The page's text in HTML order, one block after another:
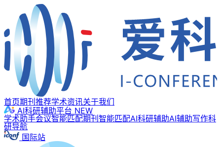
首页期刊推荐学术资讯关于我们
AI科研辅助平台 NEW
学术助手会议智能匹配期刊智能匹配AI科研辅助AI辅助写作科
研导航
国际站